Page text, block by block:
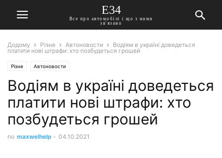
E34
Все про автомобілі і що з ними
зв'язано
Додому Різне Автоновости
Водіям в україні доведеться
платити нові штрафи: хто позбудеться грошей
Різне Автоновости
Водіям в україні доведеться
платити нові штрафи: хто
позбудеться грошей
по maxwelhelp - 04.10.2021